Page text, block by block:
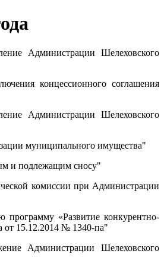
Администрации Шелеховского
концессионного соглашения
Администрации Шелеховского
муниципального имущества"
и подлежащим сносу"
комиссии при Администрации
«Развитие конкурентно-
от 15.12.2014 № 1340-па"
Администрации Шелеховского